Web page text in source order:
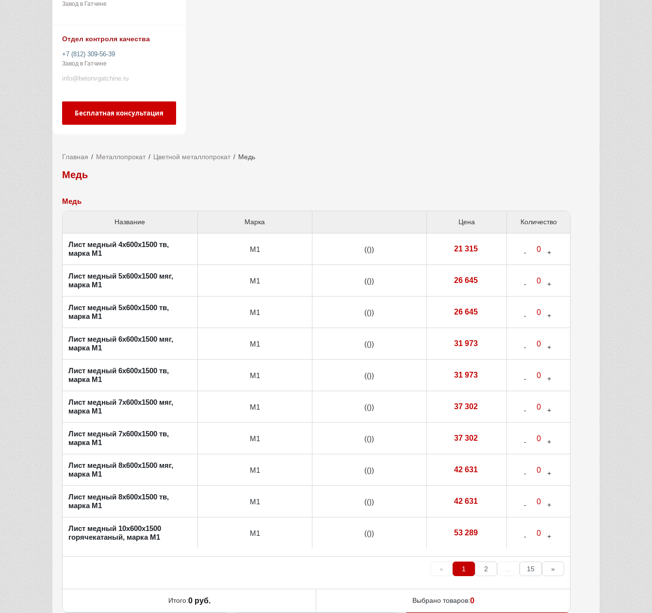
Завод в Гатчине
Отдел контроля качества
+7 (812) 309-56-39
Завод в Гатчине
info@betonvgatchine.ru
Бесплатная консультация
Главная Металлопрокат Цветной металлопрокат Медь
Медь
Медь
Название Марка Цена Количество
Лист медный 4х600х1500 тв,
марка М1
М1 (()) 21 315
Лист медный 5х600х1500 мяг,
марка М1
М1 (()) 26 645
Лист медный 5х600х1500 тв,
марка М1
М1 (()) 26 645
Лист медный 6х600х1500 мяг,
марка М1
М1 (()) 31 973
Лист медный 6х600х1500 тв,
марка М1
М1 (()) 31 973
Лист медный 7х600х1500 мяг,
марка М1
М1 (()) 37 302
Лист медный 7х600х1500 тв,
марка М1
М1 (()) 37 302
Лист медный 8х600х1500 мяг,
марка М1
М1 (()) 42 631
Лист медный 8х600х1500 тв,
марка М1
М1 (()) 42 631
Лист медный 10х600х1500
горячекатаный, марка М1
М1 (()) 53 289
« 1 2 ... 15 »
Итого:0 руб. Выбрано товаров:0